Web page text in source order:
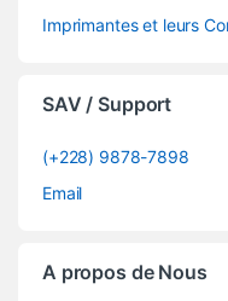
Imprimantes et leurs
SAV / Support
(+228) 9878-7898
Email
A propos de Nous